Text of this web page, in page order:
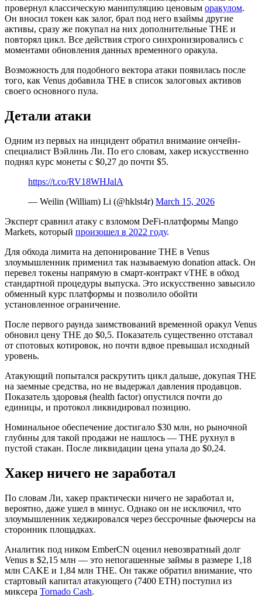
провернул классическую манипуляцию ценовым оракулом.
Он вносил токен как залог, брал под него взаймы другие
активы, сразу же покупал на них дополнительные THE и
повторял цикл. Все действия строго синхронизировались с
моментами обновления данных временного оракула.
Возможность для подобного вектора атаки появилась после
того, как Venus добавила THE в список залоговых активов
своего основного пула.
Детали атаки
Одним из первых на инцидент обратил внимание ончейн-
специалист Вэйлинь Ли. По его словам, хакер искусственно
поднял курс монеты с $0,27 до почти $5.
https://t.co/RV18WHJalA
— Weilin (William) Li (@hklst4r) March 15, 2026
Эксперт сравнил атаку с взломом DeFi-платформы Mango
Markets, который произошел в 2022 году.
Для обхода лимита на депонирование THE в Venus
злоумышленник применил так называемую donation attack. Он
перевел токены напрямую в смарт-контракт vTHE в обход
стандартной процедуры выпуска. Это искусственно завысило
обменный курс платформы и позволило обойти
установленное ограничение.
После первого раунда заимствований временной оракул Venus
обновил цену THE до $0,5. Показатель существенно отставал
от спотовых котировок, но почти вдвое превышал исходный
уровень.
Атакующий попытался раскрутить цикл дальше, докупая THE
на заемные средства, но не выдержал давления продавцов.
Показатель здоровья (health factor) опустился почти до
единицы, и протокол ликвидировал позицию.
Номинальное обеспечение достигало $30 млн, но рыночной
глубины для такой продажи не нашлось — THE рухнул в
пустой стакан. После ликвидации цена упала до $0,24.
Хакер ничего не заработал
По словам Ли, хакер практически ничего не заработал и,
вероятно, даже ушел в минус. Однако он не исключил, что
злоумышленник хеджировался через бессрочные фьючерсы на
сторонник площадках.
Аналитик под ником EmberCN оценил невозвратный долг
Venus в $2,15 млн — это непогашенные займы в размере 1,18
млн CAKE и 1,84 млн THE. Он также обратил внимание, что
стартовый капитал атакующего (7400 ETH) поступил из
миксера Tornado Cash.